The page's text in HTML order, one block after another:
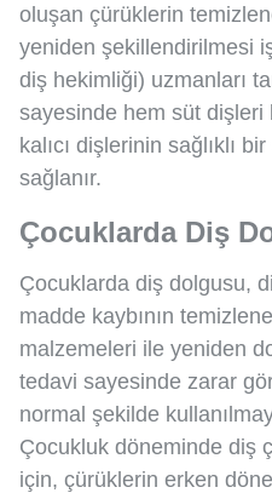
oluşan çürüklerin
yeniden şekillendirilmesi
diş hekimliği) uzmanları
sayesinde hem süt
kalıcı dişlerinin sağlıklı
sağlanır.
Çocuklarda Diş
Çocuklarda diş dolgusu,
madde kaybının
malzemeleri ile yeniden
tedavi sayesinde zarar
normal şekilde
Çocukluk döneminde diş
için, çürüklerin erken